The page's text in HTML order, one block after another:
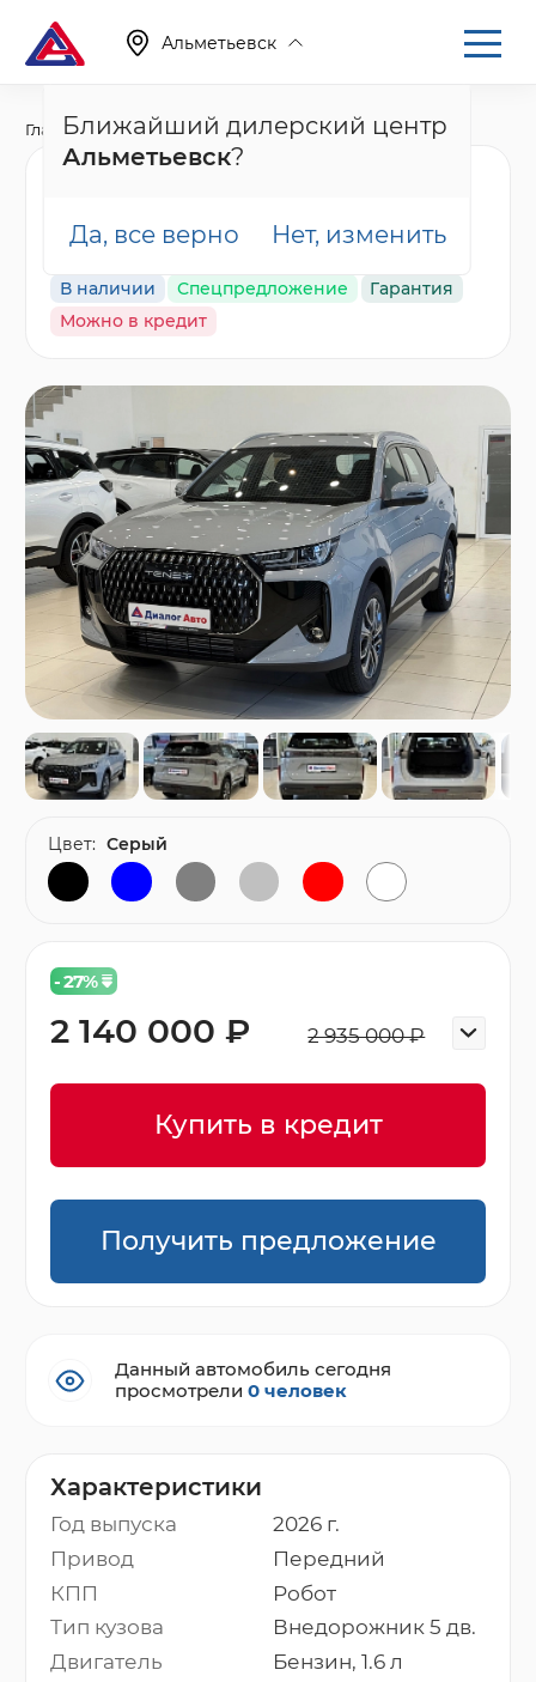
Альметьевск
Ближайший дилерский центр
Альметьевск?
Да, все верно Нет, изменить
Главная Каталог Новые автомобили T7
серый
В наличии Спецпредложение
Гарантия
Можно в кредит
Характеристики
Год выпуска
2026 г.
Привод
Передний
КПП
Робот
Тип кузова
Внедорожник 5 дв.
Двигатель
Бензин, 1.6 л
- 27%
2 935 000 ₽
2 140 000 ₽
Купить в кредит
Получить предложение
Цвет: Серый
Данный автомобиль сегодня
просмотрели0 человек